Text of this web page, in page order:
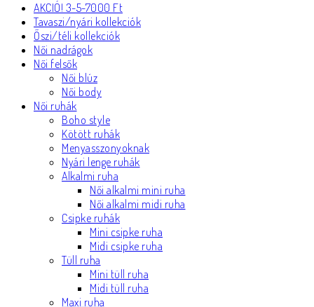
AKCIÓ! 3-5-7000 Ft
Tavaszi/nyári kollekciók
Őszi/téli kollekciók
Női nadrágok
Női felsők
Női blúz
Női body
Női ruhák
Boho style
Kötött ruhák
Menyasszonyoknak
Nyári lenge ruhák
Alkalmi ruha
Női alkalmi mini ruha
Női alkalmi midi ruha
Csipke ruhák
Mini csipke ruha
Midi csipke ruha
Tüll ruha
Mini tüll ruha
Midi tüll ruha
Maxi ruha